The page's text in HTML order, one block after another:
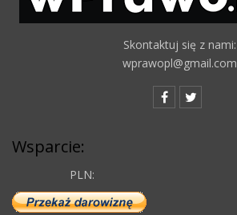
Skontaktuj się z nami:
wprawopl@gmail.com
Wsparcie:
PLN: